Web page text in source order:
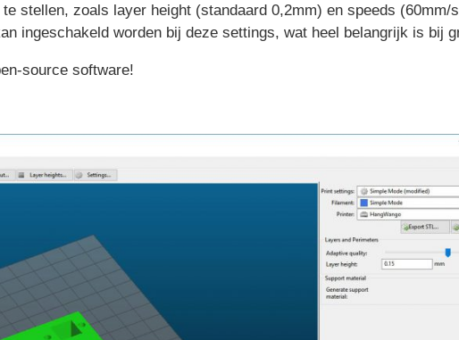
stellen, zoals layer height (standaard 0,2mm) en speeds (60mm/
ingeschakeld worden bij deze settings, wat heel belangrijk is bij
source software!